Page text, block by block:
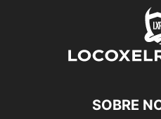
SOBRE